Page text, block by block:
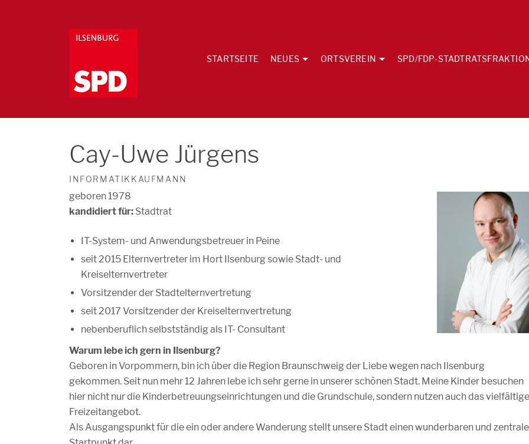
STARTSEITE NEUES ORTSVEREIN SPD/FDP-
Cay-Uwe Jürgens
INFORMATIKKAUFMANN
geboren 1978
kandidiert für: Stadtrat
IT-System- und Anwendungsbetreuer in Peine
seit 2015 Elternvertreter im Hort Ilsenburg sowie Stadt- und
Kreiselternvertreter
Vorsitzender der Stadtelternvertretung
seit 2017 Vorsitzender der Kreiselternvertretung
nebenberuflich selbstständig als IT- Consultant
Warum lebe ich gern in Ilsenburg?
Geboren in Vorpommern, bin ich über die Region Braunschweig der Liebe wegen nach Ilsenburg
gekommen. Seit nun mehr 12 Jahren lebe ich sehr gerne in unserer schönen Stadt. Meine Kinder besuchen
hier nicht nur die Kinderbetreuungseinrichtungen und die Grundschule, sondern nutzen auch das vielfältige
Freizeitangebot.
Als Ausgangspunkt für die ein oder andere Wanderung stellt unsere Stadt einen wunderbaren und